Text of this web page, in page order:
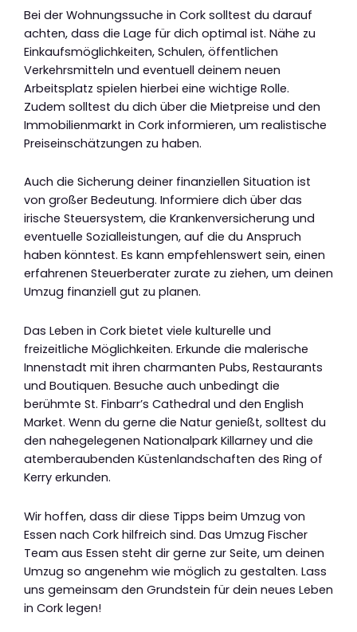
Bei der Wohnungssuche in Cork solltest du darauf
achten, dass die Lage für dich optimal ist. Nähe zu
Einkaufsmöglichkeiten, Schulen, öffentlichen
Verkehrsmitteln und eventuell deinem neuen
Arbeitsplatz spielen hierbei eine wichtige Rolle.
Zudem solltest du dich über die Mietpreise und den
Immobilienmarkt in Cork informieren, um realistische
Preiseinschätzungen zu haben.
Auch die Sicherung deiner finanziellen Situation ist
von großer Bedeutung. Informiere dich über das
irische Steuersystem, die Krankenversicherung und
eventuelle Sozialleistungen, auf die du Anspruch
haben könntest. Es kann empfehlenswert sein, einen
erfahrenen Steuerberater zurate zu ziehen, um deinen
Umzug finanziell gut zu planen.
Das Leben in Cork bietet viele kulturelle und
freizeitliche Möglichkeiten. Erkunde die malerische
Innenstadt mit ihren charmanten Pubs, Restaurants
und Boutiquen. Besuche auch unbedingt die
berühmte St. Finbarr’s Cathedral und den English
Market. Wenn du gerne die Natur genießt, solltest du
den nahegelegenen Nationalpark Killarney und die
atemberaubenden Küstenlandschaften des Ring of
Kerry erkunden.
Wir hoffen, dass dir diese Tipps beim Umzug von
Essen nach Cork hilfreich sind. Das Umzug Fischer
Team aus Essen steht dir gerne zur Seite, um deinen
Umzug so angenehm wie möglich zu gestalten. Lass
uns gemeinsam den Grundstein für dein neues Leben
in Cork legen!